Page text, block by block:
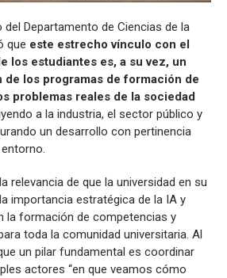
Departamento de Ciencias de la
que este estrecho vínculo con el
los estudiantes es, a su vez, un
de los programas de formación de
problemas reales de la sociedad
a la industria, el sector público y
un desarrollo con pertinencia
relevancia de que la universidad en su
importancia estratégica de la IA y
la formación de competencias y
toda la comunidad universitaria. Al
un pilar fundamental es coordinar
actores “en que veamos cómo